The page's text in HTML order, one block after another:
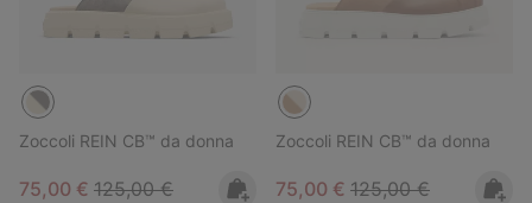
Zoccoli REIN CB™ da donna
Sale price:
75,00 € Regular price:
125,00 €
Zoccoli REIN CB™ da donna
Sale price:
75,00 € Regular price:
125,00 €